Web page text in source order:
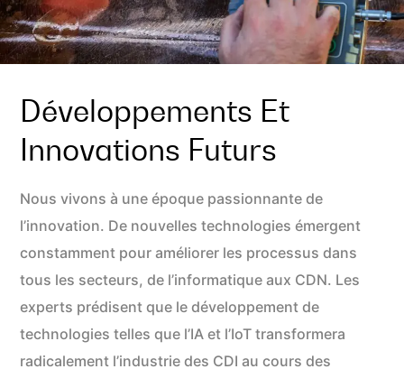
Développements Et
Innovations Futurs
Nous vivons à une époque passionnante de
l’innovation. De nouvelles technologies émergent
constamment pour améliorer les processus dans
tous les secteurs, de l’informatique aux CDN. Les
experts prédisent que le développement de
technologies telles que l’IA et l’IoT transformera
radicalement l’industrie des CDI au cours des